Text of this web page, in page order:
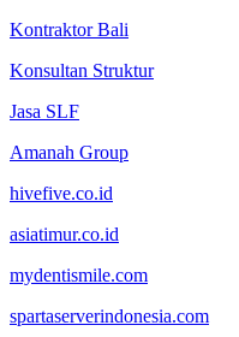
Kontraktor Bali
Konsultan Struktur
Jasa SLF
Amanah Group
hivefive.co.id
asiatimur.co.id
mydentismile.com
spartaserverindonesia.com